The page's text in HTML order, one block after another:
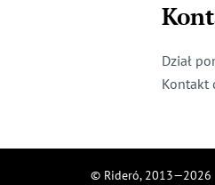
Dział
Kontakt
© Rideró, 2013—2026